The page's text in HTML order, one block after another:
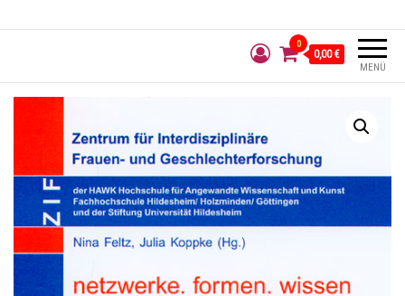
MENÜ
0
0,00 €